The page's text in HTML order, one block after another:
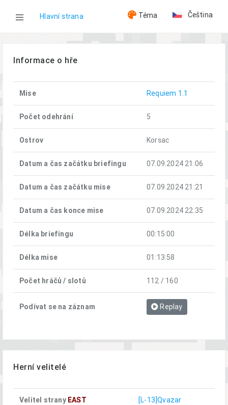
Hlavní strana
Hry
Requiem (07.09.2024)
Téma Čeština
Informace o hře
Mise Requiem 1.1
Počet odehrání 5
Ostrov Korsac
Datum a čas začátku briefingu 07.09.2024 21:06
Datum a čas začátku mise 07.09.2024 21:21
Datum a čas konce mise 07.09.2024 22:35
Délka briefingu 00:15:00
Délka mise 01:13:58
Počet hráčů / slotů 112 / 160
Podívat se na záznam Replay
Herní velitelé
Velitel strany EAST [L-13]Qvazar